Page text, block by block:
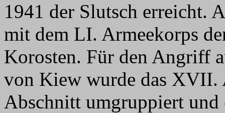
1941 der Slutsch erreicht.
mit dem LI. Armeekorps
Korosten. Für den Angriff
von Kiew wurde das XVII.
Abschnitt umgruppiert